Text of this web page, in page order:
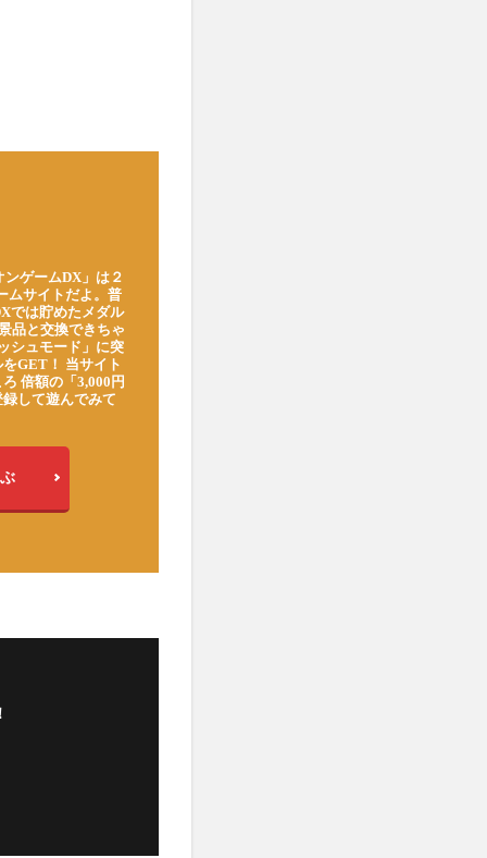
ゲームDX」は２
ムサイトだよ。普
では貯めたメダル
品と交換できちゃ
シュモード」に突
GET！ 当サイト
倍額の「3,000円
して遊んでみて